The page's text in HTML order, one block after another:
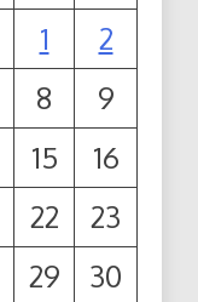
1
2
8
9
15
16
22
23
29
30